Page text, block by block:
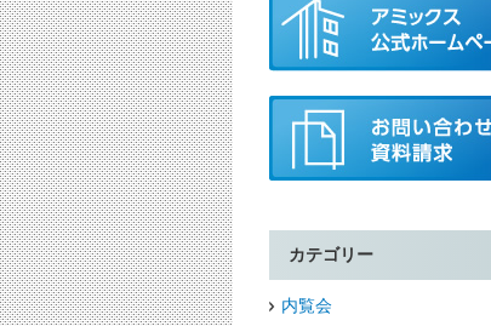
カテゴリー
内覧会